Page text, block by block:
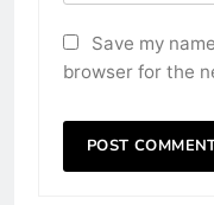
Save my
browser for the